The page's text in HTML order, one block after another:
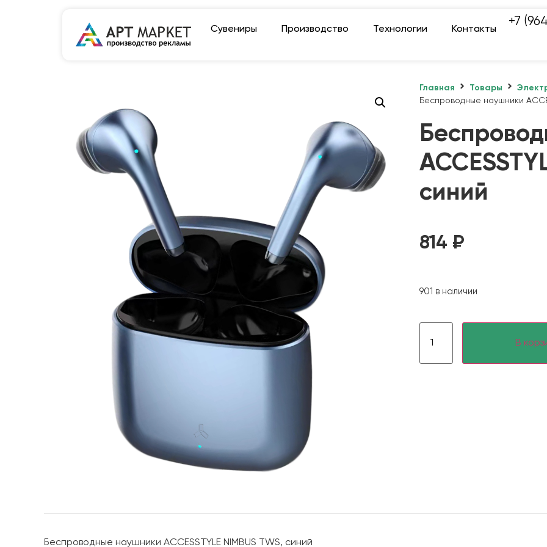
Сувениры Производство Технологии Контакты
+7
Главная Товары
Беспроводные наушники
синий
814 ₽
901 в наличии
В
Беспроводные наушники ACCESSTYLE NIMBUS TWS, синий